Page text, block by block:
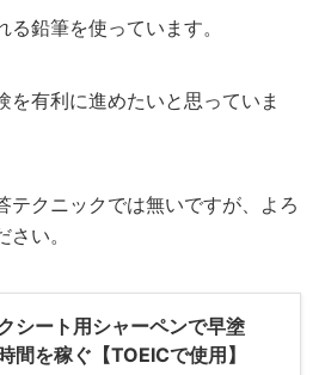
鉛筆を使っています。
を有利に進めたいと思っていま
テクニックでは無いですが、よろ
い。
シート用シャーペンで早塗
間を稼ぐ【TOEICで使用】